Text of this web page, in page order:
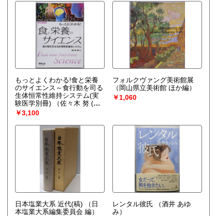
もっとよくわかる!食と栄養
のサイエンス～食行動を司る
生体恒常性維持システム(実
験医学別冊)
（佐々木 努 (編
集)）
￥3,100
フォルクヴァング美術館展
（岡山県立美術館 ほか編）
￥1,060
日本塩業大系 近代(稿)
（日
本塩業大系編集委員会 編）
レンタル彼氏
（酒井 あゆ
み）